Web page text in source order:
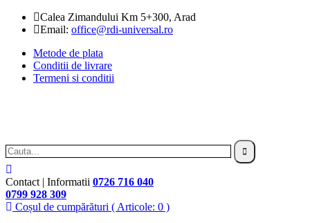
Calea Zimandului Km 5+300, Arad
Email: office@rdi-universal.ro
Metode de plata
Conditii de livrare
Termeni si conditii
Contact | Informatii 0726 716 040
0799 928 309
Coșul de cumpărături ( Articole: 0 )